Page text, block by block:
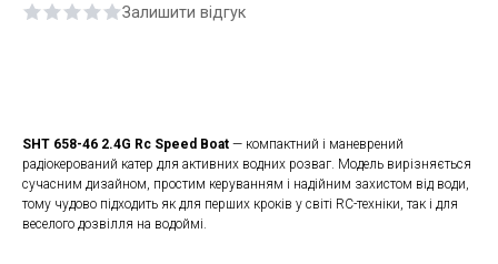
Залишити відгук
SHT 658-46 2.4G Rc Speed Boat — компактний і маневрений
радіокерований катер для активних водних розваг. Модель вирізняється
сучасним дизайном, простим керуванням і надійним захистом від води,
тому чудово підходить як для перших кроків у світі RC-техніки, так і для
веселого дозвілля на водоймі.